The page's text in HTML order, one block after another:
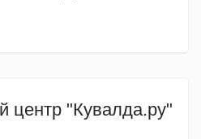
центр "Кувалда.ру"